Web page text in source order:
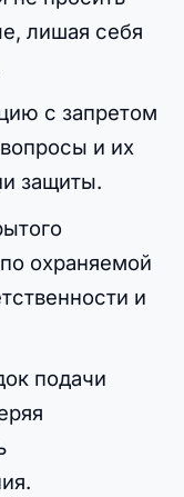
лишая себя
с запретом
и их
защиты.
охраняемой
и
подачи